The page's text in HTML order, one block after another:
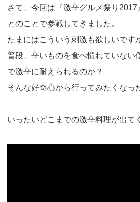
さて、今回は『激辛グルメ祭り2017
とのことで参戦してきました。
たまにはこういう刺激も欲しいです
普段、辛いものを食べ慣れていない
で激辛に耐えられるのか？
そんな好奇心から行ってみたくなっ
いったいどこまでの激辛料理が出て